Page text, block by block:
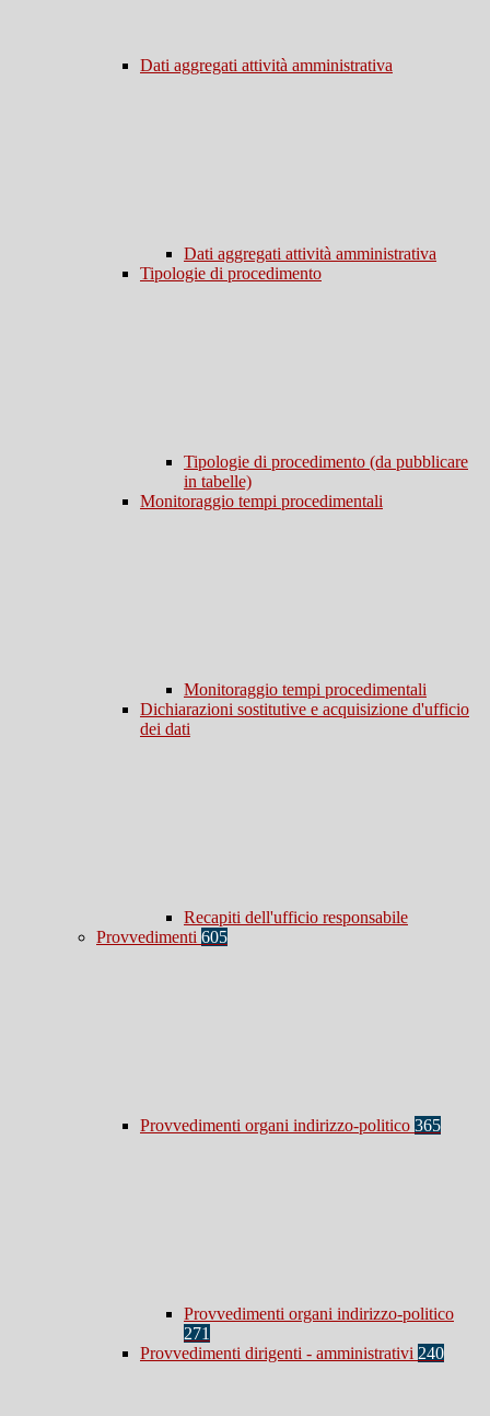
Dati aggregati attività amministrativa
Dati aggregati attività amministrativa
Tipologie di procedimento
Tipologie di procedimento (da pubblicare
in tabelle)
Monitoraggio tempi procedimentali
Monitoraggio tempi procedimentali
Dichiarazioni sostitutive e acquisizione d'ufficio
dei dati
Recapiti dell'ufficio responsabile
Provvedimenti 605
Provvedimenti organi indirizzo-politico 365
Provvedimenti organi indirizzo-politico
271
Provvedimenti dirigenti - amministrativi 240